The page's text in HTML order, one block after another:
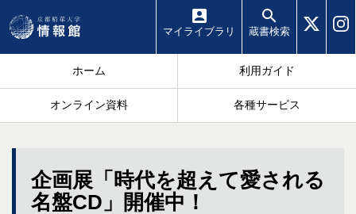
マイ ライブラリ 蔵書検索
ホーム 利用ガイド
オンライン資料 各種サービス
企画展「時代を超えて愛される
名盤CD」開催中！